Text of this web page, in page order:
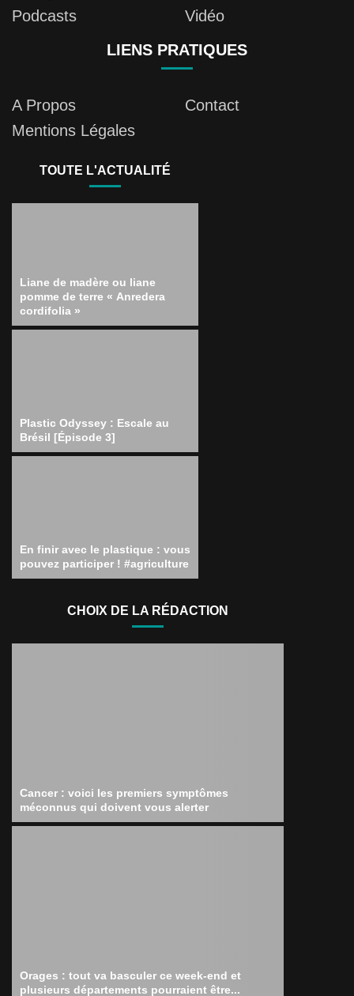
Podcasts
Vidéo
LIENS PRATIQUES
A Propos
Contact
Mentions Légales
TOUTE L'ACTUALITÉ
Liane de madère ou liane
pomme de terre « Anredera
cordifolia »
Plastic Odyssey : Escale au
Brésil [Épisode 3]
En finir avec le plastique : vous
pouvez participer ! #agriculture
CHOIX DE LA RÉDACTION
Cancer : voici les premiers symptômes
méconnus qui doivent vous alerter
Orages : tout va basculer ce week-end et
plusieurs départements pourraient être...